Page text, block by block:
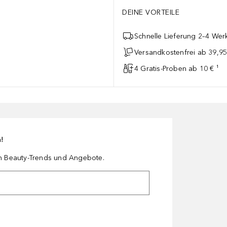
DEINE VORTEILE
Schnelle Lieferung 2–4
Versandkostenfrei ab
4 Gratis-Proben ab 10 € ¹
Trends und Angebote.